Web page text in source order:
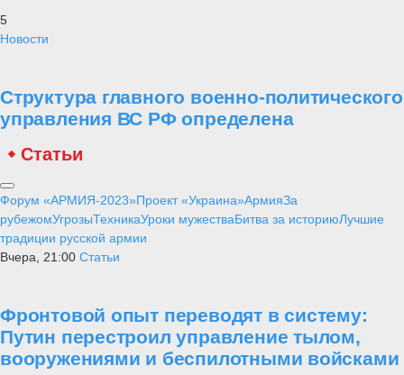
5
Новости
Структура главного военно-политического
управления ВС РФ определена
Статьи
Форум «АРМИЯ-2023»Проект «Украина»АрмияЗа
рубежомУгрозыТехникаУроки мужестваБитва за историюЛучшие
традиции русской армии
Вчера, 21:00 Статьи
Фронтовой опыт переводят в систему:
Путин перестроил управление тылом,
вооружениями и беспилотными войсками